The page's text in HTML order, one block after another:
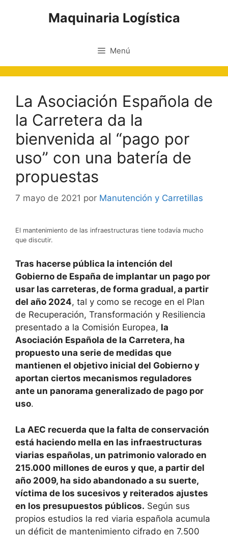
Maquinaria Logística
Menú
La Asociación Española de
la Carretera da la
bienvenida al “pago por
uso” con una batería de
propuestas
7 mayo de 2021 por Manutención y Carretillas
El mantenimiento de las infraestructuras tiene todavía mucho
que discutir.
Tras hacerse pública la intención del
Gobierno de España de implantar un pago por
usar las carreteras, de forma gradual, a partir
del año 2024, tal y como se recoge en el Plan
de Recuperación, Transformación y Resiliencia
presentado a la Comisión Europea, la
Asociación Española de la Carretera, ha
propuesto una serie de medidas que
mantienen el objetivo inicial del Gobierno y
aportan ciertos mecanismos reguladores
ante un panorama generalizado de pago por
uso.
La AEC recuerda que la falta de conservación
está haciendo mella en las infraestructuras
viarias españolas, un patrimonio valorado en
215.000 millones de euros y que, a partir del
año 2009, ha sido abandonado a su suerte,
víctima de los sucesivos y reiterados ajustes
en los presupuestos públicos. Según sus
propios estudios la red viaria española acumula
un déficit de mantenimiento cifrado en 7.500